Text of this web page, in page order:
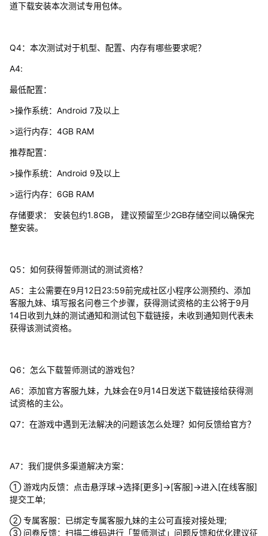
道下载安装本次测试专用包体。
Q4：本次测试对于机型、配置、内存有哪些要求呢？
A4:
最低配置：
>操作系统：Android 7及以上
>运行内存：4GB RAM
推荐配置：
>操作系统：Android 9及以上
>运行内存：6GB RAM
存储要求： 安装包约1.8GB， 建议预留至少2GB存储空间以确保完
整安装。
Q5：如何获得誓师测试的测试资格？
A5：主公需要在9月12日23:59前完成社区小程序公测预约、添加
客服九妹、填写报名问卷三个步骤，获得测试资格的主公将于9月
14日收到九妹的测试通知和测试包下载链接，未收到通知则代表未
获得该测试资格。
Q6：怎么下载誓师测试的游戏包？
A6：添加官方客服九妹，九妹会在9月14日发送下载链接给获得测
试资格的主公。
Q7：在游戏中遇到无法解决的问题该怎么处理？如何反馈给官方？
A7：我们提供多渠道解决方案：
① 游戏内反馈：点击悬浮球→选择[更多]→[客服]→进入[在线客服]
提交工单;
② 专属客服：已绑定专属客服九妹的主公可直接对接处理;
③ 问卷反馈：扫描二维码进行「誓师测试」问题反馈和优化建议征